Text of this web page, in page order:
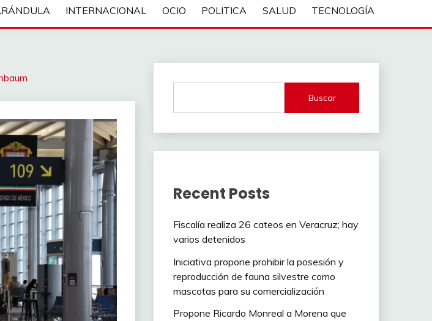
INTERNACIONAL OCIO POLITICA SALUD TECNOLOGÍA
Buscar
Recent Posts
Fiscalía realiza 26 cateos en Veracruz; hay
varios detenidos
Iniciativa propone prohibir la posesión y
reproducción de fauna silvestre como
mascotas para su comercialización
Propone Ricardo Monreal a Morena que